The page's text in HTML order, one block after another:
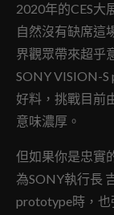
2020年的CES大
自然沒有缺席這
界觀眾帶來超乎
SONY VISION-
好料，挑戰目前
意味濃厚。
但如果你是忠實
為SONY執行長
prototype時，也